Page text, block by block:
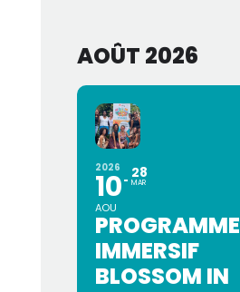
AOÛT 2026
2026
10
AOU
28
MAR
PROGRAMME
IMMERSIF
BLOSSOM IN